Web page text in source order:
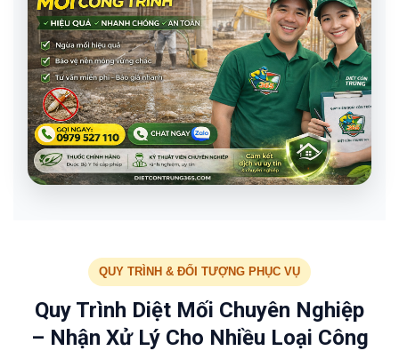
QUY TRÌNH & ĐỐI TƯỢNG PHỤC VỤ
Quy Trình Diệt Mối Chuyên Nghiệp
– Nhận Xử Lý Cho Nhiều Loại Công